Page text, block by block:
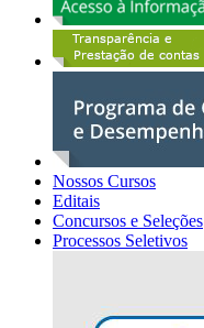
Nossos Cursos
Editais
Concursos e Seleções
Processos Seletivos